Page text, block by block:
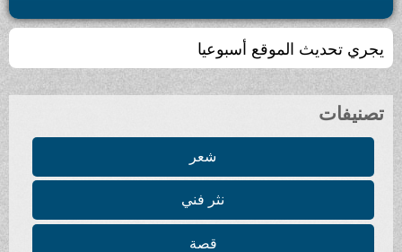
يجري تحديث الموقع أسبوعيا
تصنيفات
شعر
نثر فني
قصة